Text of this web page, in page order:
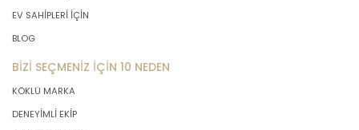
EV SAHİPLERİ İÇİN
BLOG
BİZİ SEÇMENİZ İÇİN 10 NEDEN
KÖKLÜ MARKA
DENEYİMLİ EKİP